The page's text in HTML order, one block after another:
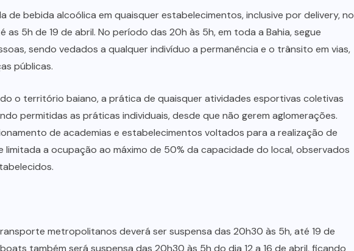
de bebida alcoólica em quaisquer estabelecimentos, inclusive por delivery, no
as 5h de 19 de abril. No período das 20h às 5h, em toda a Bahia, segue
sendo vedados a qualquer indivíduo a permanência e o trânsito em vias,
públicas.
o território baiano, a prática de quaisquer atividades esportivas coletivas
permitidas as práticas individuais, desde que não gerem aglomerações.
de academias e estabelecimentos voltados para a realização de
limitada a ocupação ao máximo de 50% da capacidade do local, observados
metropolitanos deverá ser suspensa das 20h30 às 5h, até 19 de
também será suspensa das 20h30 às 5h do dia 12 a 16 de abril, ficando